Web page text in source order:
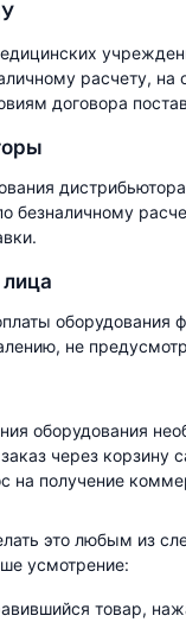
расчету, на
договора
безналичному
оборудования
не
оборудования
через корзину
на получение
это любым из
усмотрение:
товар,